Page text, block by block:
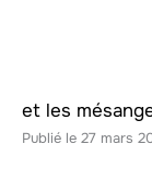
et les
27 mars